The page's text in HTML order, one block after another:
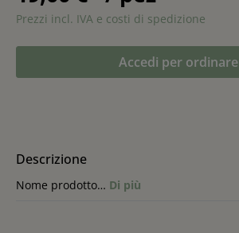
Prezzi incl. IVA e costi di spedizione
Accedi per ordinare
Descrizione
Nome prodotto… Di più